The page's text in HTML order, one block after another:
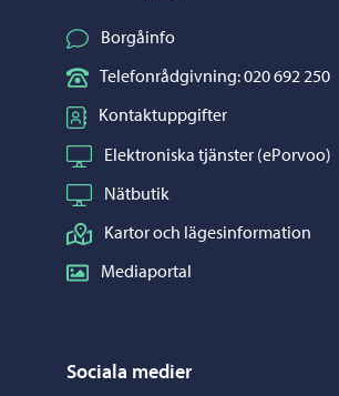
Borgåinfo
Telefonrådgivning: 020 692 250
Kontaktuppgifter
Elektroniska tjänster (ePorvoo)
Nätbutik
Kartor och lägesinformation
Mediaportal
Sociala medier